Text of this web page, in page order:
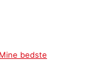
bedste